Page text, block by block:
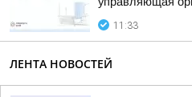
11:33
ЛЕНТА НОВОСТЕЙ